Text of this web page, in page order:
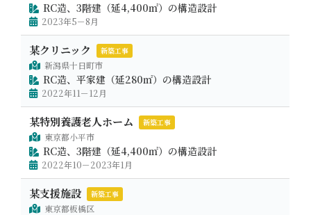
RC造、3階建（延4,400㎡）の構造設計
2023年5－8月
某クリニック 新築工事
新潟県十日町市
RC造、平家建（延280㎡）の構造設計
2022年11－12月
某特別養護老人ホーム 新築工事
東京都小平市
RC造、3階建（延4,400㎡）の構造設計
2022年10－2023年1月
某支援施設 新築工事
東京都板橋区